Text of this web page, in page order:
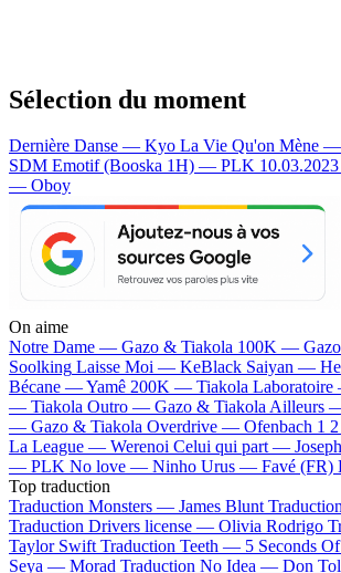
Sélection du moment
Dernière Danse — Kyo La Vie Qu'on Mène
SDM Emotif (Booska 1H) — PLK
— Oboy
On aime
Notre Dame — Gazo & Tiakola 100K — Gazo
Soolking Laisse Moi — KeBlack Saiyan —
Bécane —Yamê 200K — Tiakola
— Tiakola Outro — Gazo & TiakolaAilleurs
— Gazo & Tiakola Overdrive — Ofenbach 1
La League — Werenoi Celui qui part —
— PLK No love — Ninho Urus — Favé (FR)
Top traduction
Traduction Monsters — James Blunt
Traduction Drivers license — Olivia Rodrigo
Taylor Swift Traduction Teeth — 5 Seconds
Seya — Morad Traduction No Idea — Don